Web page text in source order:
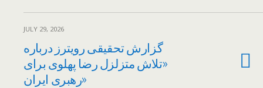
JULY 29, 2026
گزارش تحقیقی رویترز درباره
«تلاش متزلزل رضا پهلوی برای
رهبری ایران»